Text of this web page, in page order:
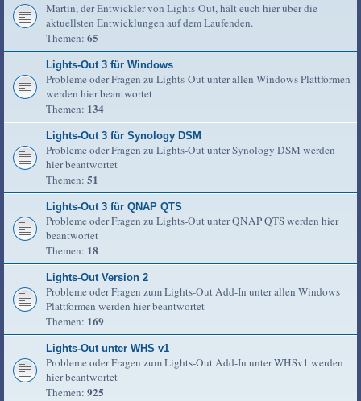
Martin, der Entwickler von Lights-Out, hält euch hier über die
aktuellsten Entwicklungen auf dem Laufenden.
Themen: 65
Lights-Out 3 für Windows
Probleme oder Fragen zu Lights-Out unter allen Windows Plattformen
werden hier beantwortet
Themen: 134
Lights-Out 3 für Synology DSM
Probleme oder Fragen zu Lights-Out unter Synology DSM werden
hier beantwortet
Themen: 51
Lights-Out 3 für QNAP QTS
Probleme oder Fragen zu Lights-Out unter QNAP QTS werden hier
beantwortet
Themen: 18
Lights-Out Version 2
Probleme oder Fragen zum Lights-Out Add-In unter allen Windows
Plattformen werden hier beantwortet
Themen: 169
Lights-Out unter WHS v1
Probleme oder Fragen zum Lights-Out Add-In unter WHSv1 werden
hier beantwortet
Themen: 925